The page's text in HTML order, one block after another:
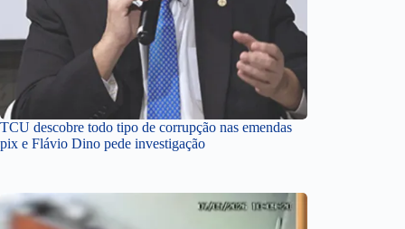
TCU descobre todo tipo de corrupção nas emendas
pix e Flávio Dino pede investigação